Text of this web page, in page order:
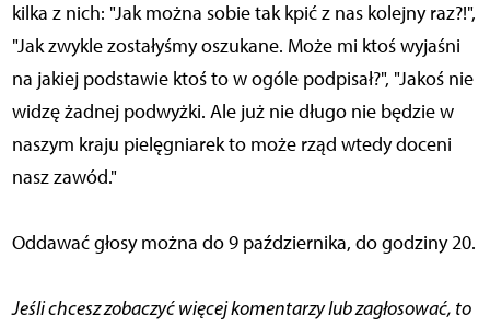
kilka z nich: "Jak można sobie tak kpić z nas kolejny raz?!",
"Jak zwykle zostałyśmy oszukane. Może mi ktoś wyjaśni
na jakiej podstawie ktoś to w ogóle podpisał?", "Jakoś nie
widzę żadnej podwyżki. Ale już nie długo nie będzie w
naszym kraju pielęgniarek to może rząd wtedy doceni
nasz zawód."
Oddawać głosy można do 9 października, do godziny 20.
Jeśli chcesz zobaczyć więcej komentarzy lub zagłosować, to